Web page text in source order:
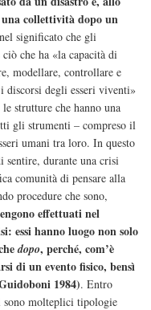
una collettività dopo un
significato che gli
che ha «la capacità di
modellare, controllare e
discorsi degli esseri viventi»
strutture che hanno una
gli strumenti – compreso il
umani tra loro. In questo
sentire, durante una crisi
comunità di pensare alla
procedure che sono,
effettuati nel
essi hanno luogo non solo
dopo, perché, com’è
di un evento fisico, bensì
1984). Entro
sono molteplici tipologie